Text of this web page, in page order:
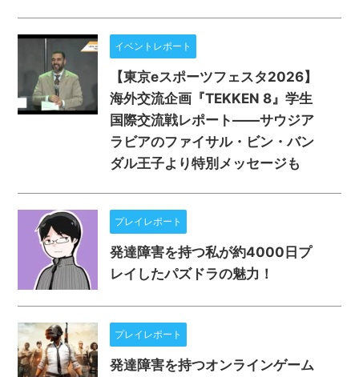
イベントレポート
【東京eスポーツフェスタ2026】
海外交流企画『TEKKEN 8』学生
国際交流戦レポート——サウジア
ラビアのファイサル・ビン・バン
ダル王子より特別メッセージも
プレイレポート
発達障害を持つ私が約4000日プ
レイしたパズドラの魅力！
プレイレポート
発達障害を持つオンラインゲーム